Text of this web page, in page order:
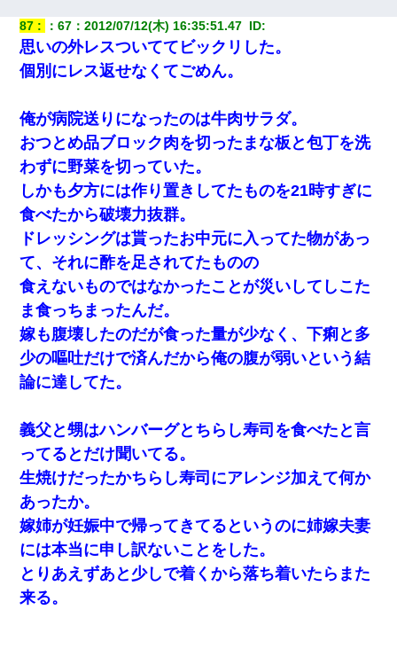
87 ：67 ：2012/07/12(木) 16:35:51.47 ID:
思いの外レスついててビックリした。
個別にレス返せなくてごめん。
俺が病院送りになったのは牛肉サラダ。
おつとめ品ブロック肉を切ったまな板と包丁を洗
わずに野菜を切っていた。
しかも夕方には作り置きしてたものを21時すぎに
食べたから破壊力抜群。
ドレッシングは貰ったお中元に入ってた物があっ
て、それに酢を足されてたものの
食えないものではなかったことが災いしてしこた
ま食っちまったんだ。
嫁も腹壊したのだが食った量が少なく、下痢と多
少の嘔吐だけで済んだから俺の腹が弱いという結
論に達してた。
義父と甥はハンバーグとちらし寿司を食べたと言
ってるとだけ聞いてる。
生焼けだったかちらし寿司にアレンジ加えて何か
あったか。
嫁姉が妊娠中で帰ってきてるというのに姉嫁夫妻
には本当に申し訳ないことをした。
とりあえずあと少しで着くから落ち着いたらまた
来る。